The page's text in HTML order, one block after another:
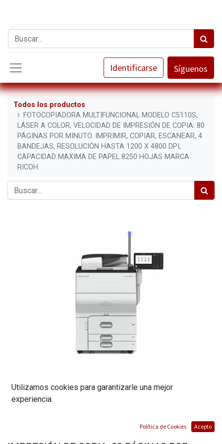
Identificarse Síguenos
Todos los productos
FOTOCOPIADORA MULTIFUNCIONAL MODELO C5110S,
LÁSER A COLOR, VELOCIDAD DE IMPRESIÓN DE COPIA: 80
PÁGINAS POR MINUTO. IMPRIMIR, COPIAR, ESCANEAR, 4
BANDEJAS, RESOLUCIÓN HASTA 1200 X 4800 DPI,
CAPACIDAD MAXIMA DE PAPEL 8250 HOJAS MARCA
RICOH
C5110S, LÁSER A COLOR, VELOCIDAD DE
Utilizamos cookies para garantizarle una mejor
experiencia.
Política de Cookies Acepto